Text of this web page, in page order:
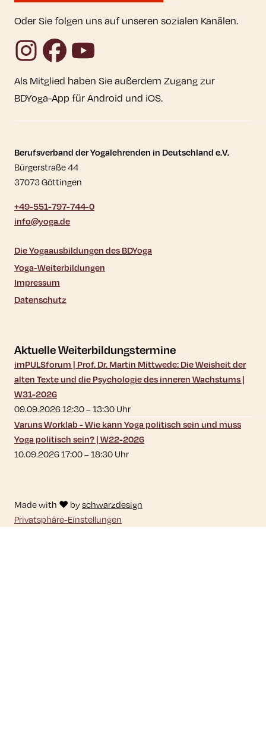
Oder Sie folgen uns auf unseren sozialen Kanälen.
InstagramFacebookYouTube
Als Mitglied haben Sie außerdem Zugang zur
BDYoga-App für Android und iOS.
Kontaktdaten und weitere Links
Berufsverband der Yogalehrenden in Deutschland e.V.
Bürgerstraße 44
37073 Göttingen
+49-551-797-744-0
info@yoga.de
Die Yogaausbildungen des BDYoga
Yoga-Weiterbildungen
Impressum
Datenschutz
Aktuelle Weiterbildungstermine
imPULSforum | Prof. Dr. Martin Mittwede: Die Weisheit der
alten Texte und die Psychologie des inneren Wachstums |
W31-2026
09.09.2026 12:30–13:30Uhr
Varuns Worklab - Wie kann Yoga politisch sein und muss
Yoga politisch sein? | W22-2026
10.09.2026 17:00–18:30Uhr
Made with ♥ byschwarzdesign
Privatsphäre-Einstellungen